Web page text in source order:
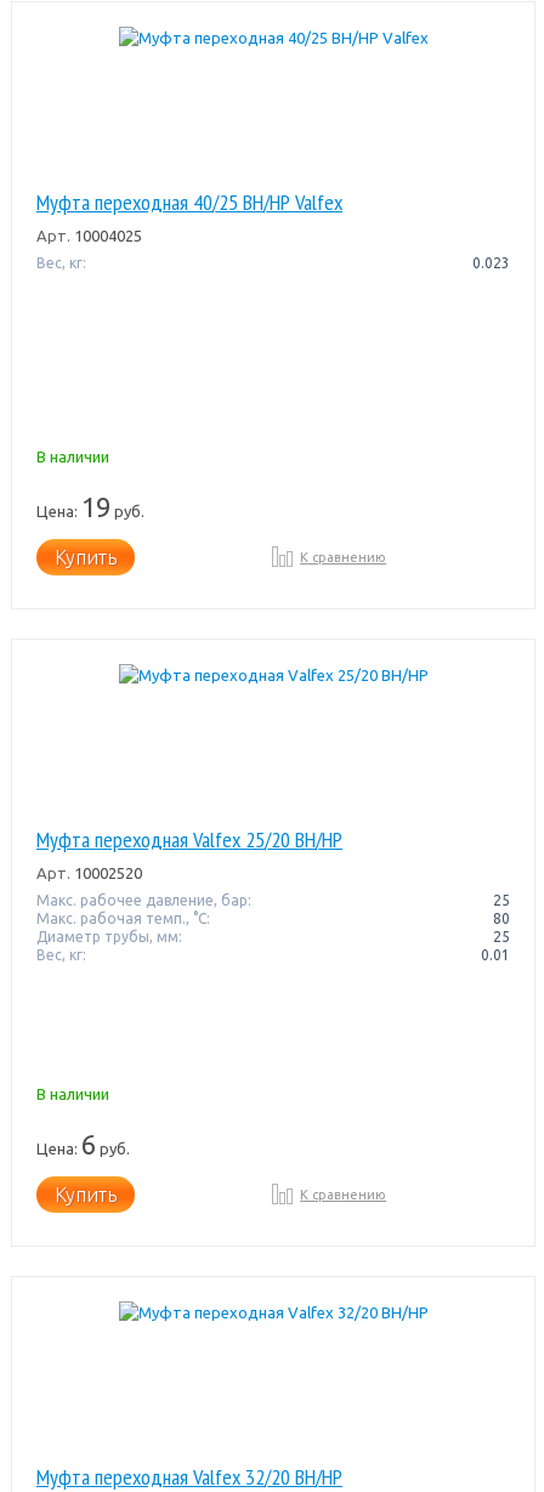
Муфта переходная 40/25 ВН/НР Valfex
Арт. 10004025
Вес, кг: 0.023
В наличии
Цена: 19 руб.
Купить К сравнению
Муфта переходная Valfex 25/20 ВН/НР
Арт. 10002520
Макс. рабочее давление, бар:
25
Макс. рабочая темп., °С:
80
Диаметр трубы, мм:
25
Вес, кг:
0.01
В наличии
Цена: 6 руб.
Купить К сравнению
Муфта переходная Valfex 32/20 ВН/НР